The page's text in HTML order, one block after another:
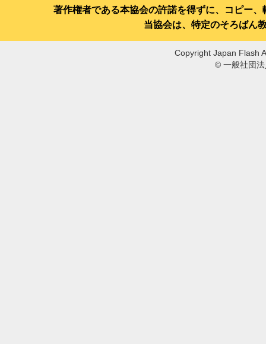
著作権者である本協会の許諾を得ずに、コピー
当協会は、特定のそろばん
Copyright Japan Flash
© 一般社団